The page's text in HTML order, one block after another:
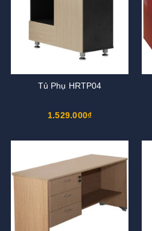
Tủ Phụ HRTP04
1.529.000₫